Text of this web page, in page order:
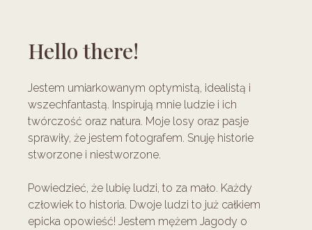
Hello there!
Jestem umiarkowanym optymistą, idealistą i
wszechfantastą. Inspirują mnie ludzie i ich
twórczość oraz natura. Moje losy oraz pasje
sprawiły, że jestem fotografem. Snuję historie
stworzone i niestworzone.
Powiedzieć, że lubię ludzi, to za mało. Każdy
człowiek to historia. Dwoje ludzi to już całkiem
epicka opowieść! Jestem mężem Jagody o